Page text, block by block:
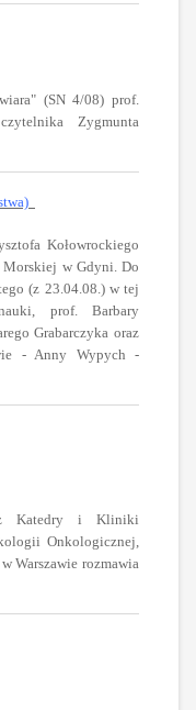
(SN 4/08) prof.
Zygmunta
Kołowrockiego
w Gdyni. Do
(z 23.04.08.) w tej
prof. Barbary
Grabarczyka oraz
- Anny Wypych -
z Katedry i Kliniki
Onkologicznej,
Warszawie rozmawia